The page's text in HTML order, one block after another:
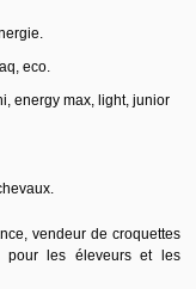
eco.
energy max, light, junior
vendeur de croquettes
pour les éleveurs et les